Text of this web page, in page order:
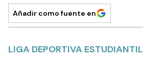
Añadir como fuente en
LIGA DEPORTIVA ESTUDIANTIL